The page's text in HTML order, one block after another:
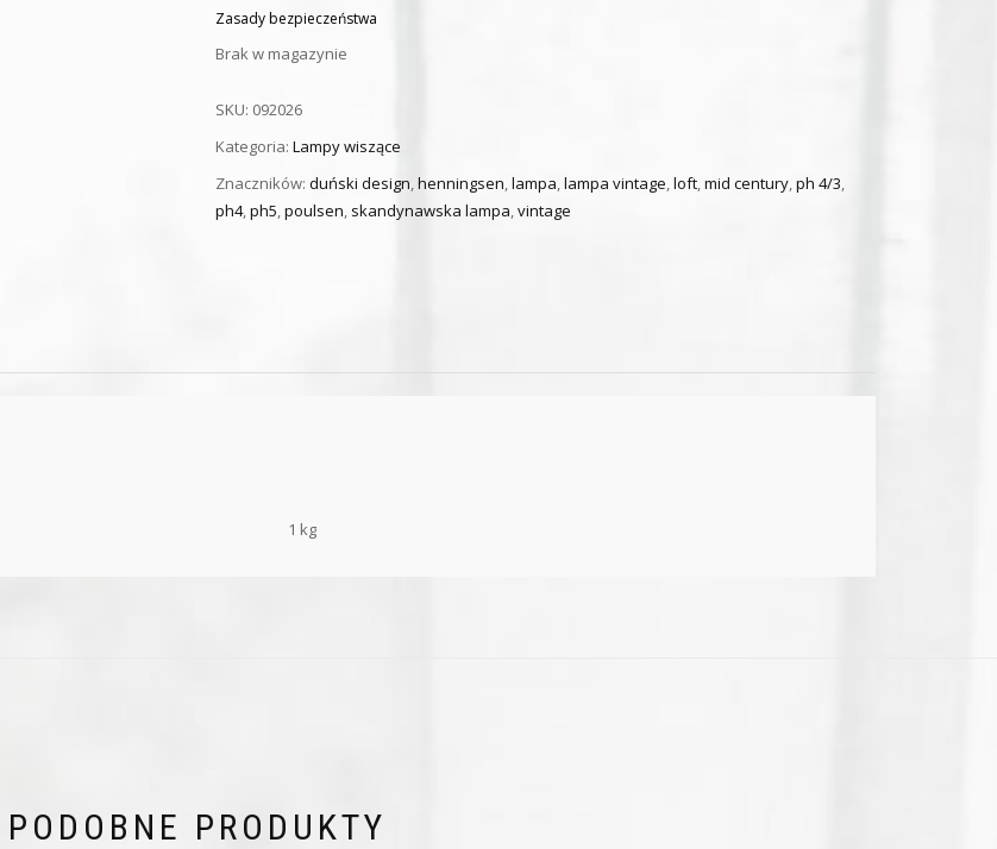
Zasady bezpieczeństwa
Brak w magazynie
SKU: 092026
Kategoria: Lampy wiszące
Znaczników: duński design,henningsen,lampa,lampa vintage,loft,mid century,ph 4/3,
ph4,ph5,poulsen, skandynawska lampa,vintage
1 kg
PODOBNE PRODUKTY